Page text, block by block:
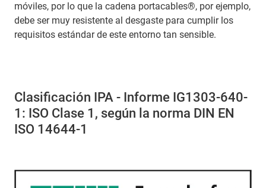
móviles, por lo que la cadena portacables®, por ejemplo,
debe ser muy resistente al desgaste para cumplir los
requisitos estándar de este entorno tan sensible.
Clasificación IPA - Informe IG1303-640-
1: ISO Clase 1, según la norma DIN EN
ISO 14644-1